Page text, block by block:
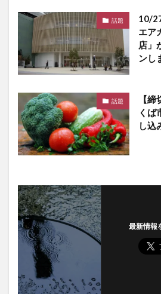
話題
10/
エア
店」
ンし
話題
【
くば
し込
最新情報